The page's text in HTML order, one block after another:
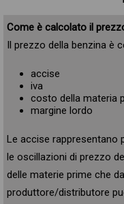
Come è calcolato il
Il prezzo della benzina è
accise
iva
costo della materia
margine lordo
Le accise rappresentano
le oscillazioni di prezzo
delle materie prime che
produttore/distributore